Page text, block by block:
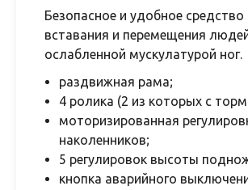
Безопасное и удобное средство
вставания и перемещения
ослабленной мускулатурой ног.
раздвижная рама;
4 ролика (2 из которых с
моторизированная
наколенников;
5 регулировок высоты
кнопка аварийного